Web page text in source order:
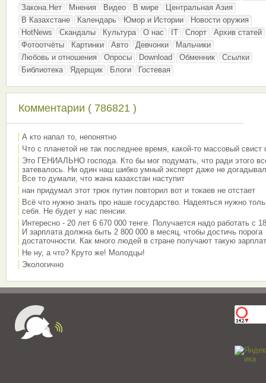
Закона.Нет
Мнения Видео В мире
Центральная Азия
В Казахстане
Календарь Юмор и Истории
Новости оружия
HotNews
Скандалы Культура О нас IT Спорт
Архив статей
Фотоотчёты
Картинки Авто Девчонки
Мальчики
Любовь и отношения
Опросы Download Обменник
Ссылки
Библиотека
Ядерщик Блоги Гостевая
Комментарии ( 786821 )
А кто напал то, непонятно
Что с планетой не так последнее время, какой-то массовый свист
Это ГЕНИАЛЬНО господа. Кто бы мог подумать, что ради этого
затевалось. Ни один наш шибко умный эксперт даже не
Все то думали, что жана казахстан наступит
нан придумал этот трюк путин повторил вот и токаев не отстает
Всё что нужно знать про наше государство. Надеяться нужно
себя. Не будет у нас пенсии.
Интересно - 20 лет 6 670 000 тенге. Получается надо работать с
И зарплата должна быть 2 800 000 в месяц, чтобы достичь порога
достаточности. Как много людей в стране получают такую
Не ну, а что? Круто же! Молодцы!
Экологично